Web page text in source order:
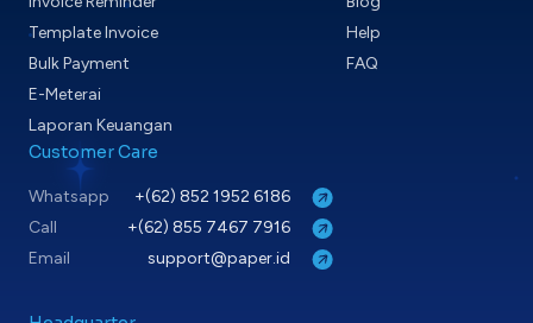
Template Invoice
Bulk Payment
E-Meterai
Laporan Keuangan
Help
FAQ
Customer Care
Whatsapp
+(62) 852 1952 6186
Call
+(62) 855 7467 7916
Email
support@paper.id